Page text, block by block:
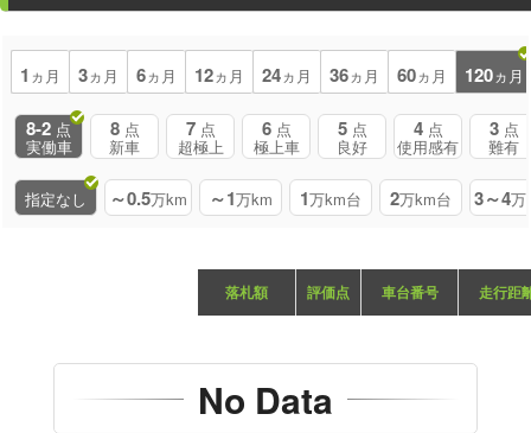
1 ヵ月 3ヵ月 6ヵ月 12ヵ月 24ヵ月 36ヵ月 60ヵ月 120ヵ月
8-2 点
実働車
8 点
新車
7 点
超極上
6 点
極上車
5 点
良好
4 点
使用感有
3 点
難有
指定なし ～0.5万km ～1万km 1万km台 2万km台 3～4万
落札額 評価点 車台番号 走行距
No Data